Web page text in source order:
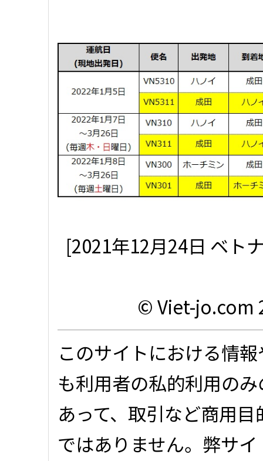
[2021年12月24日 ベト
© Viet-jo.com
このサイトにおける情
も利用者の私的利用の
あって、取引など商用
ではありません。弊サ